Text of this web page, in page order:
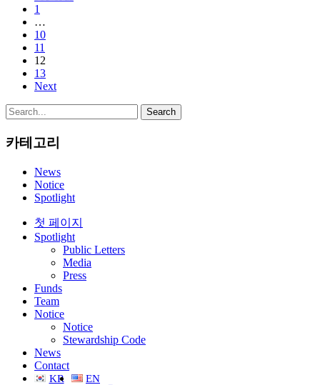
1
…
10
11
12
13
Next
Search
카테고리
News
Notice
Spotlight
Close
Menu
첫 페이지
Spotlight
Public Letters
Media
Press
Funds
Team
Notice
Notice
Stewardship Code
News
Contact
KR EN